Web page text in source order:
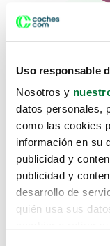
Uso responsable
Nosotros y
datos personales,
como las cookies
información en su
publicidad y
publicidad y
desarrollo de
quién usa sus
Lo
te hemos
Pero puedes
buscando en